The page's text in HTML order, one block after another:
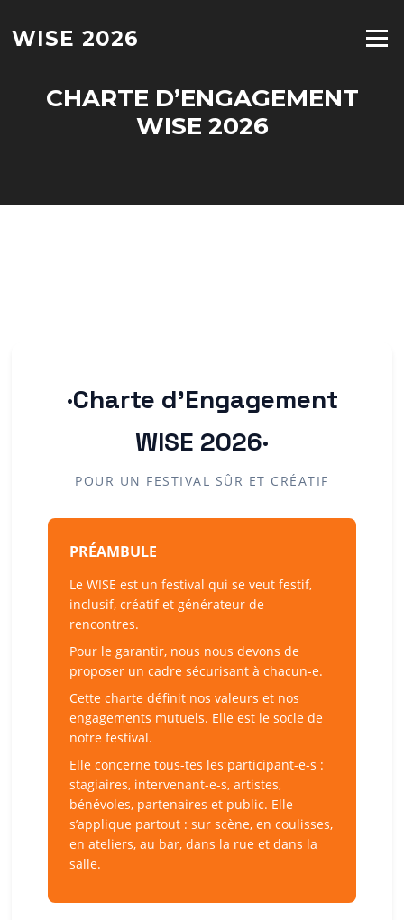
au
contenu
WISE 2026 Menu
CHARTE D’ENGAGEMENT
WISE 2026
·Charte d’Engagement
WISE 2026·
POUR UN FESTIVAL SÛR ET CRÉATIF
PRÉAMBULE
Le WISE est un festival qui se veut festif,
inclusif, créatif et générateur de
rencontres.
Pour le garantir, nous nous devons de
proposer un cadre sécurisant à chacun-e.
Cette charte définit nos valeurs et nos
engagements mutuels. Elle est le socle de
notre festival.
Elle concerne tous-tes les participant-e-s :
stagiaires, intervenant-e-s, artistes,
bénévoles, partenaires et public. Elle
s’applique partout : sur scène, en coulisses,
en ateliers, au bar, dans la rue et dans la
salle.